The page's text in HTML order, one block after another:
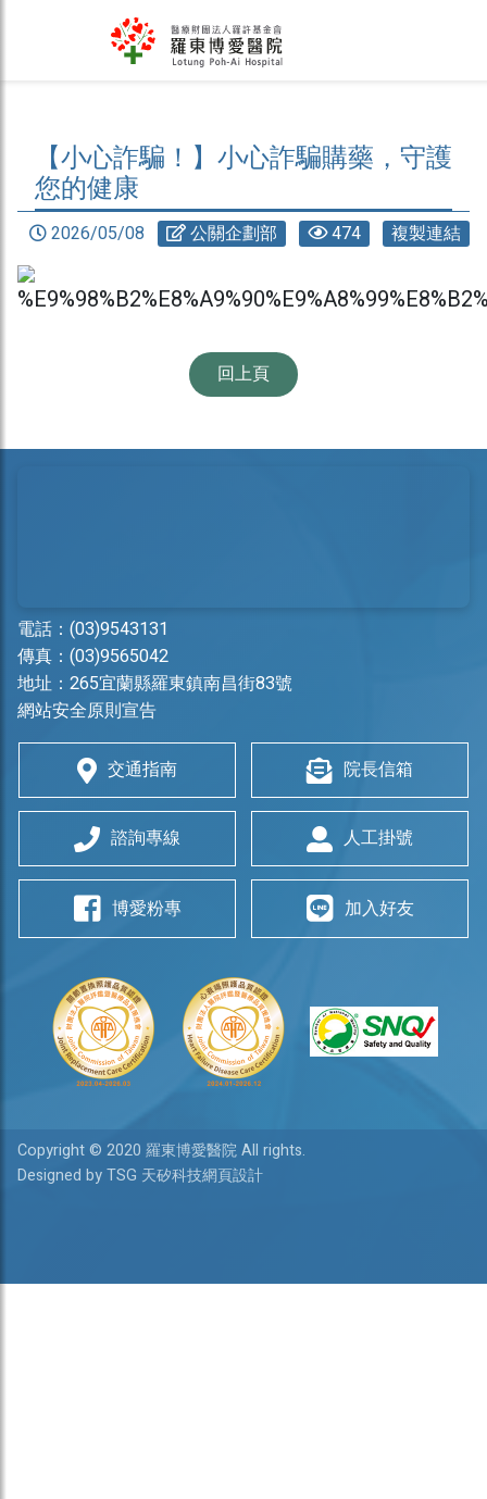
【小心詐騙！】小心詐騙購藥，守護
您的健康
2026/05/08 公關企劃部 474 複製連結
回上頁
電話： (03)9543131
傳真：(03)9565042
地址： 265宜蘭縣羅東鎮南昌街83號
網站安全原則宣告
交通指南 院長信箱
諮詢專線 人工掛號
博愛粉專 加入好友
Copyright © 2020 羅東博愛醫院 All rights.
Designed by TSG 天矽科技網頁設計